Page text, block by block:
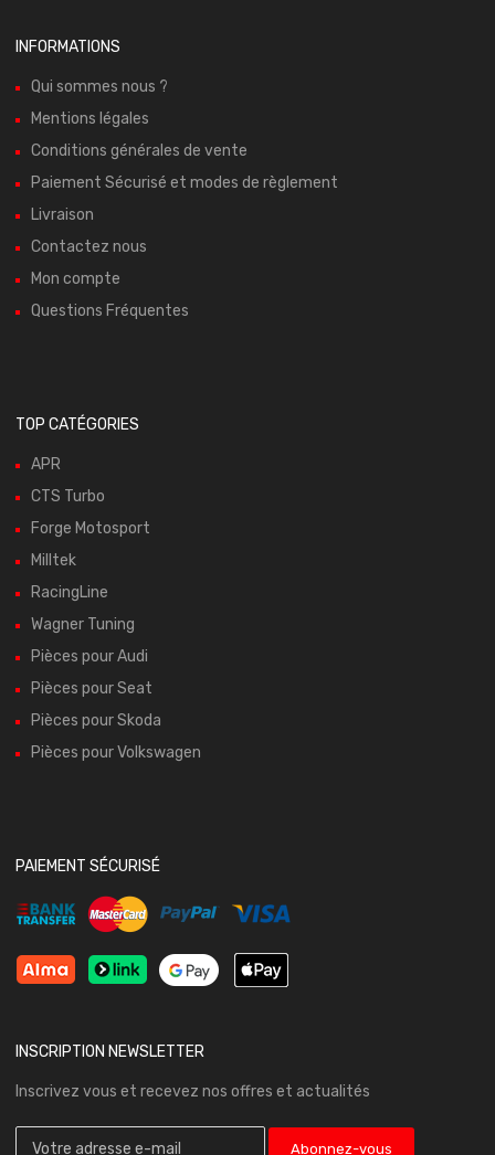
INFORMATIONS
Qui sommes nous ?
Mentions légales
Conditions générales de vente
Paiement Sécurisé et modes de règlement
Livraison
Contactez nous
Mon compte
Questions Fréquentes
TOP CATÉGORIES
APR
CTS Turbo
Forge Motosport
Milltek
RacingLine
Wagner Tuning
Pièces pour Audi
Pièces pour Seat
Pièces pour Skoda
Pièces pour Volkswagen
PAIEMENT SÉCURISÉ
INSCRIPTION NEWSLETTER
Inscrivez vous et recevez nos offres et actualités